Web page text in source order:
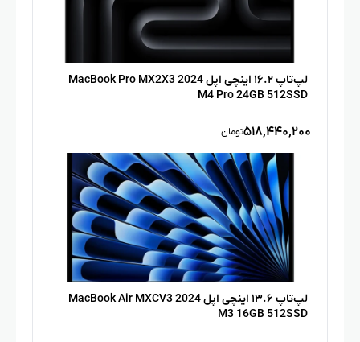
لپ‌تاپ ۱۶.۲ اینچی اپل MacBook Pro MX2X3 2024
M4 Pro 24GB 512SSD
۵۱۸,۴۴۰,۲۰۰تومان
لپ‌تاپ ۱۳.۶ اینچی اپل MacBook Air MXCV3 2024
M3 16GB 512SSD